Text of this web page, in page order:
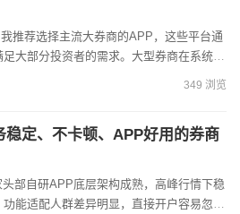
大部分投资者的需求。大型券商在系统稳
比如支持多种交易品种、提供专业...
349 浏览
稳定、不卡顿、APP好用的券商
能适配人群差异明显，直接开户容易忽略